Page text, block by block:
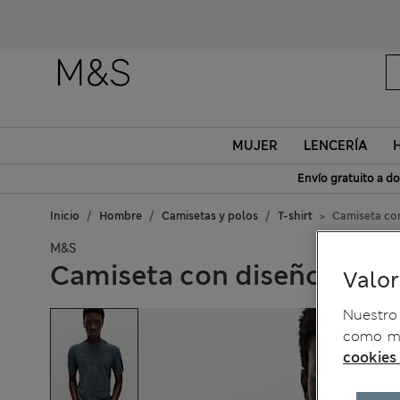
MUJER LENCERÍA
Envío gratuito a
Inicio Hombre Camisetas y polos T-shirt Camiseta
M&S
Camiseta con diseño
como